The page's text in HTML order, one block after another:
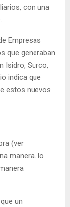
con una
Empresas
que generaban
Isidro, Surco,
indica que
estos nuevos
(ver
manera, lo
un